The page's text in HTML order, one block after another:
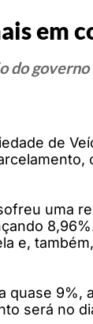
em
do
de
uma
e,
9%,
será no